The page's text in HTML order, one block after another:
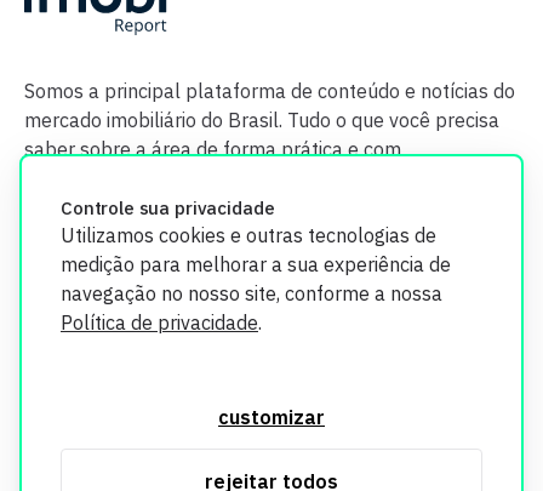
Controle sua privacidade
Utilizamos cookies e outras tecnologias de
medição para melhorar a sua experiência de
navegação no nosso site, conforme a nossa
Política de privacidade.
customizar
rejeitar todos
Somos a principal plataforma de conteúdo e notícias do
mercado imobiliário do Brasil. Tudo o que você precisa
saber sobre a área de forma prática e com
segurança. Todos os dados coletados em nosso site são
utilizados exclusivamente para fins de aprimoramento de
informações, consulte nossa Política de Privacidade.